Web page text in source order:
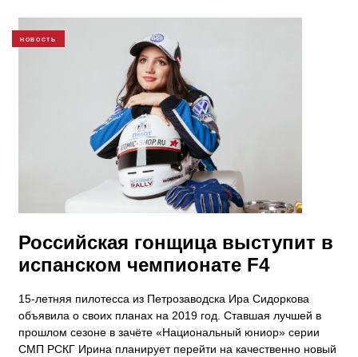
НОВОСТЬ
Российская гонщица выступит в
испанском чемпионате F4
15-летняя пилотесса из Петрозаводска Ира Сидоркова
объявила о своих планах на 2019 год. Ставшая лучшей в
прошлом сезоне в зачёте «Национальный юниор» серии
СМП РСКГ Ирина планирует перейти на качественно новый